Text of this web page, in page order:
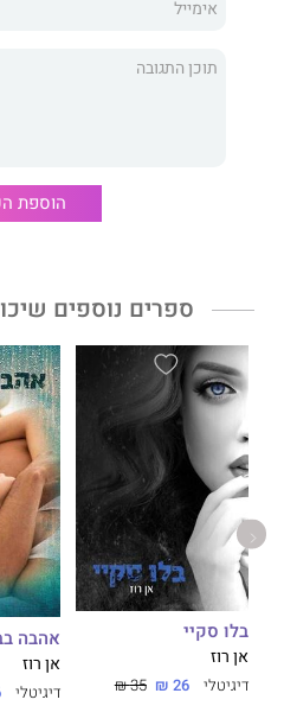
"מה יש בה שגורם ללב שלי
עיניה היה הדבר הראשון שראיתי
אני מנסה להיזכר ברגע המדויק
מה שאני יודע זה שרציתי לנשק
כשנכנסה אל חדרי וניסתה לנחש
אף שהעבר שלי עלול לסכן אותה
ריין סטורםמאת סופרת רבי המכר
רגשות, השוזר בתוכו עלילה מפותלת
יותר.
זהו סיפור על נחישות, על החלטה
הוספת
ספרים נוספים
בלו סקיי
אן רוז
דיגיטלי 26 ₪
35 ₪
אהבה
אן רוז
דיגיטלי